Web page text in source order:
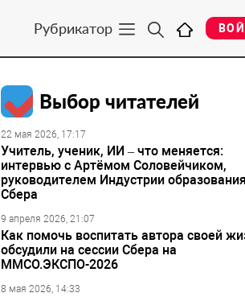
Рубрикатор
Выбор читателей
22 мая 2026, 17:17
Учитель, ученик, ИИ – что меняется:
интервью с Артёмом Соловейчиком,
руководителем Индустрии образования
Сбера
9 апреля 2026, 21:07
Как помочь воспитать автора своей
обсудили на сессии Сбера на
ММСО.ЭКСПО-2026
8 мая 2026, 14:33